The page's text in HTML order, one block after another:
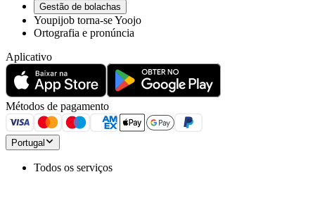
Gestão de bolachas
Youpijob torna-se Yoojo
Ortografia e pronúncia
Aplicativo
Métodos de pagamento
Portugal
Todos os serviços